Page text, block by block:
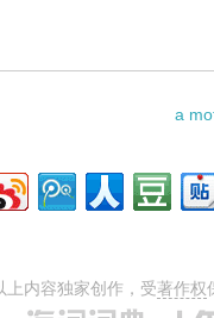
关资料：
a
上内容独家创作，受著作权